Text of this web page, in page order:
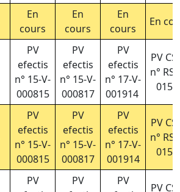
En
cours
En
cours
En
cours
En
PV
efectis
n° 15-V-
000815
PV
efectis
n° 15-V-
000817
PV
efectis
n° 17-V-
001914
PV
n°
015/
PV
efectis
n° 15-V-
000815
PV
efectis
n° 15-V-
000817
PV
efectis
n° 17-V-
001914
PV
n°
015/
PV
PV
PV
PV